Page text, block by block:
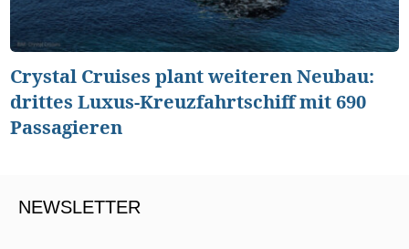
Crystal Cruises plant weiteren Neubau:
drittes Luxus-Kreuzfahrtschiff mit 690
Passagieren
NEWSLETTER